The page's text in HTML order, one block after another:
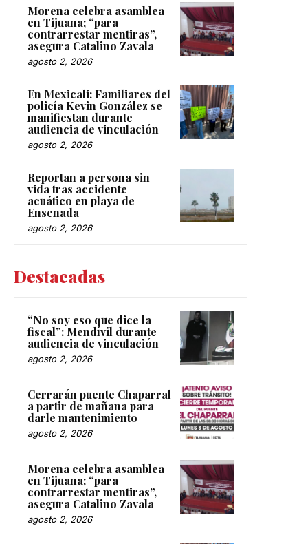
Morena celebra asamblea
en Tijuana; “para
contrarrestar mentiras”,
asegura Catalino Zavala
agosto 2, 2026
En Mexicali: Familiares del
policía Kevin González se
manifiestan durante
audiencia de vinculación
agosto 2, 2026
Reportan a persona sin
vida tras accidente
acuático en playa de
Ensenada
agosto 2, 2026
Destacadas
“No soy eso que dice la
fiscal”: Mendívil durante
audiencia de vinculación
agosto 2, 2026
Cerrarán puente Chaparral
a partir de mañana para
darle mantenimiento
agosto 2, 2026
Morena celebra asamblea
en Tijuana; “para
contrarrestar mentiras”,
asegura Catalino Zavala
agosto 2, 2026